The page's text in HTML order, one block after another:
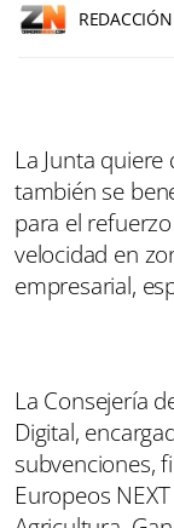
REDACCIÓN
La Junta
también se
para el
velocidad en
empresarial,
La Consejería
Digital,
subvenciones,
Europeos